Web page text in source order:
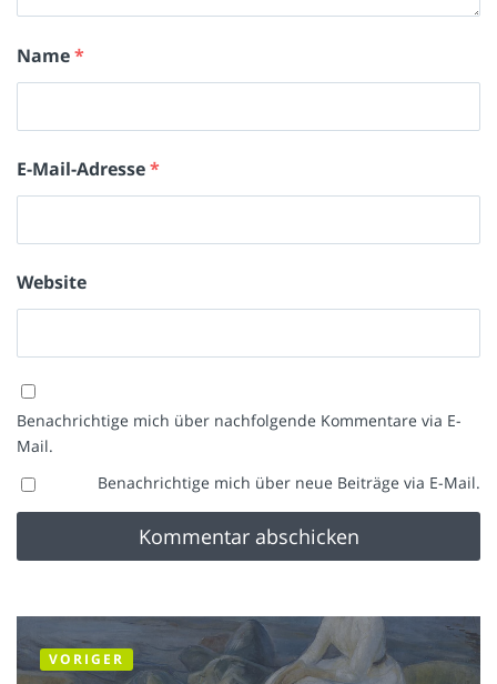
Name*
E-Mail-Adresse*
Website
Benachrichtige mich über nachfolgende Kommentare via E-
Mail.
Benachrichtige mich über neue Beiträge via E-Mail.
VORIGER